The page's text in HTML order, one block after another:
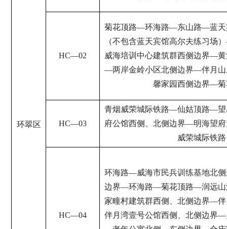
环翠区
HC—02
菊花顶路—环海路—东山路—蓝
（不包含蓝天宾馆高尔夫练习场）
威海培训中心建筑群西侧边界—
—两岸金岭小区北侧边界—伴月
馨家园西侧边界—
HC—03
青烟威荣城际铁路—仙姑顶路—
府公馆西侧、北侧边界—明海望
威荣城际铁路
HC—04
环海路—威海市民兵训练基地北
边界—环海路—菊花顶路—润远
家疃村建筑群西侧、北侧边界—
伴月湾壹号公馆西侧、北侧边界—